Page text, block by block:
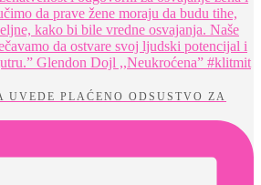
UVEDE PLAĆENO ODSUSTVO ZA